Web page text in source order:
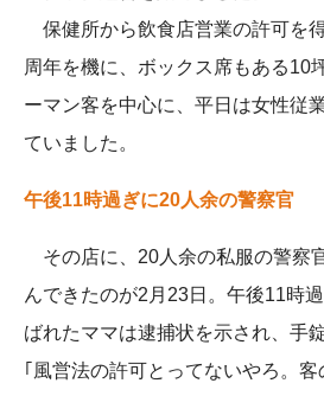
保健所から飲食店営業の許可を
周年を機に、ボックス席もある10
ーマン客を中心に、平日は女性従
ていました。
午後11時過ぎに20人余の警察官
その店に、20人余の私服の警察
んできたのが2月23日。午後11時
ばれたママは逮捕状を示され、手
｢風営法の許可とってないやろ。